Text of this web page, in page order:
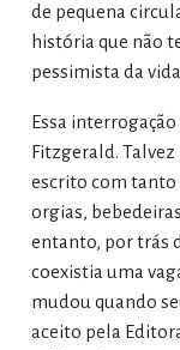
de pequena
história que não
pessimista da
Essa
Fitzgerald.
escrito com tanto
orgias,
entanto, por trás
coexistia uma
mudou quando
aceito pela